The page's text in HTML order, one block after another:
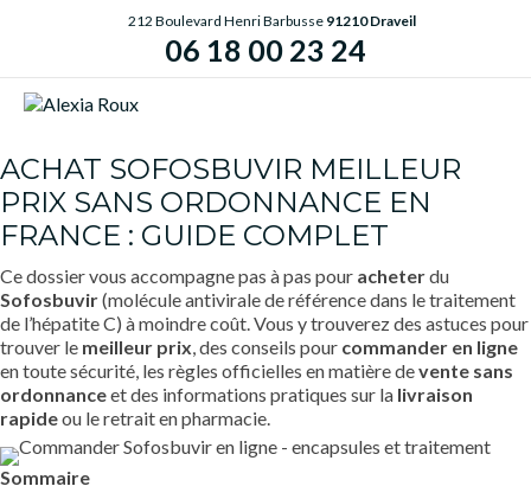
212 Boulevard Henri Barbusse 91210 Draveil
06 18 00 23 24
ACHAT SOFOSBUVIR MEILLEUR
PRIX SANS ORDONNANCE EN
FRANCE : GUIDE COMPLET
Ce dossier vous accompagne pas à pas pour acheterdu
Sofosbuvir(molécule antivirale de référence dans le traitement
de l’hépatite C) à moindre coût. Vous y trouverez des astuces pour
trouver le meilleur prix, des conseils pour commander en ligne
en toute sécurité, les règles officielles en matière devente sans
ordonnanceet des informations pratiques sur la livraison
rapideou le retrait en pharmacie.
Sommaire